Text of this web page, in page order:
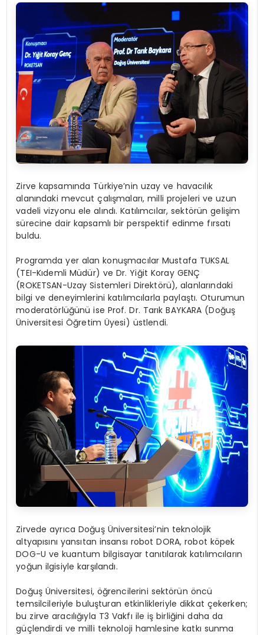
Zirve kapsamında Türkiye’nin uzay ve havacılık
alanındaki mevcut çalışmaları, milli projeleri ve uzun
vadeli vizyonu ele alındı. Katılımcılar, sektörün gelişim
sürecine dair kapsamlı bir perspektif edinme fırsatı
buldu.
Programda yer alan konuşmacılar Mustafa TUKSAL
(TEI-Kıdemli Müdür) ve Dr. Yiğit Koray GENÇ
(ROKETSAN-Uzay Sistemleri Direktörü), alanlarındaki
bilgi ve deneyimlerini katılımcılarla paylaştı. Oturumun
moderatörlüğünü ise Prof. Dr. Tarık BAYKARA (Doğuş
Üniversitesi Öğretim Üyesi) üstlendi.
Zirvede ayrıca Doğuş Üniversitesi’nin teknolojik
altyapısını yansıtan insansı robot DORA, robot köpek
DOG-U ve kuantum bilgisayar tanıtılarak katılımcıların
yoğun ilgisiyle karşılandı.
Doğuş Üniversitesi, öğrencilerini sektörün öncü
temsilcileriyle buluşturan etkinlikleriyle dikkat çekerken;
bu zirve aracılığıyla T3 Vakfı ile iş birliğini daha da
güçlendirdi ve milli teknoloji hamlesine katkı sunma